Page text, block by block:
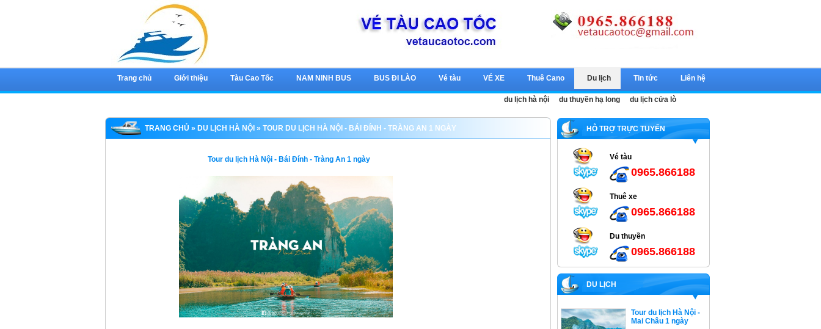
Trang chủ Giới thiệu Tàu Cao Tốc NAM NINH BUS BUS ĐI LÀO Vé tàu VÉ XE Thuê Cano Du lịch
du lịch hà nội du thuyền hạ long du lịch cửa lò
Tin tức Liên hệ
TRANG CHỦ » DU LỊCH HÀ NỘI » TOUR DU LỊCH HÀ NỘI - BÁI ĐÍNH - TRÀNG AN 1 NGÀY
Tour du lịch Hà Nội - Bái Đính - Tràng An 1 ngày
HỖ TRỢ TRỰC TUYẾN
Vé tàu
0965.866188
Thuê xe
0965.866188
Du thuyền
0965.866188
DU LỊCH
Tour du lịch Hà Nội -
Mai Châu 1 ngày